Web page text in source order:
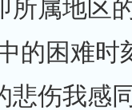
所属地区
的困难时
悲伤我感